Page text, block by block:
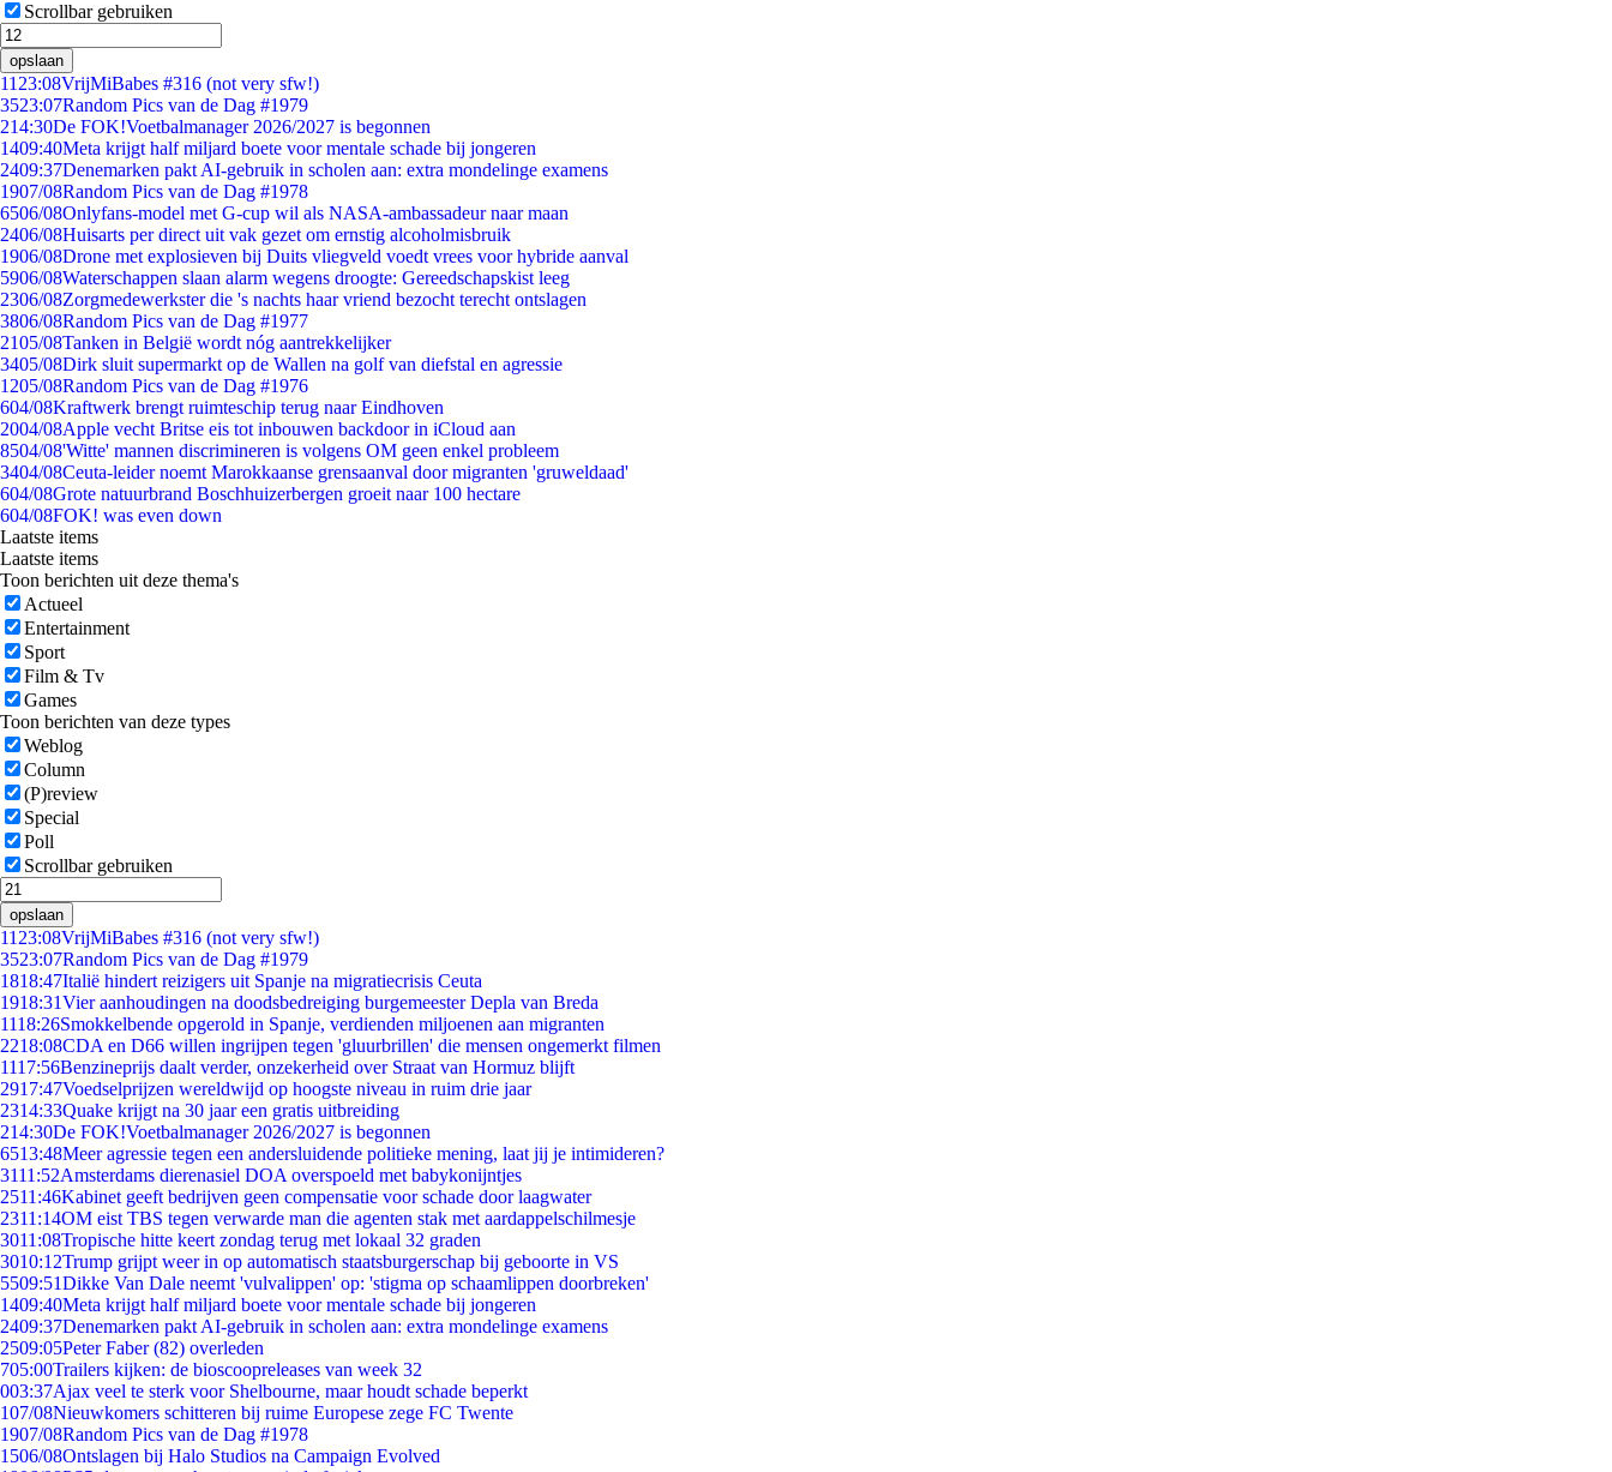
Scrollbar gebruiken
opslaan
11 23:08VrijMiBabes #316 (not very sfw!)
3523:07Random Pics van de Dag #1979
214:30De FOK!Voetbalmanager 2026/2027 is begonnen
1409:40Meta krijgt half miljard boete voor mentale schade bij jongeren
2409:37Denemarken pakt AI-gebruik in scholen aan: extra mondelinge examens
1907/08Random Pics van de Dag #1978
6506/08Onlyfans-model met G-cup wil als NASA-ambassadeur naar maan
2406/08Huisarts per direct uit vak gezet om ernstig alcoholmisbruik
1906/08Drone met explosieven bij Duits vliegveld voedt vrees voor hybride aanval
5906/08Waterschappen slaan alarm wegens droogte: Gereedschapskist leeg
2306/08Zorgmedewerkster die 's nachts haar vriend bezocht terecht ontslagen
3806/08Random Pics van de Dag #1977
2105/08Tanken in België wordt nóg aantrekkelijker
3405/08Dirk sluit supermarkt op de Wallen na golf van diefstal en agressie
1205/08Random Pics van de Dag #1976
604/08Kraftwerk brengt ruimteschip terug naar Eindhoven
2004/08Apple vecht Britse eis tot inbouwen backdoor in iCloud aan
8504/08'Witte' mannen discrimineren is volgens OM geen enkel probleem
3404/08Ceuta-leider noemt Marokkaanse grensaanval door migranten 'gruweldaad'
604/08Grote natuurbrand Boschhuizerbergen groeit naar 100 hectare
604/08FOK! was even down
Laatste items
Laatste items
Toon berichten uit deze thema's
Actueel
Entertainment
Sport
Film & Tv
Games
Toon berichten van deze types
Weblog
Column
(P)review
Special
Poll
Scrollbar gebruiken
opslaan
11 23:08VrijMiBabes #316 (not very sfw!)
3523:07Random Pics van de Dag #1979
1818:47Italië hindert reizigers uit Spanje na migratiecrisis Ceuta
1918:31Vier aanhoudingen na doodsbedreiging burgemeester Depla van Breda
1118:26Smokkelbende opgerold in Spanje, verdienden miljoenen aan migranten
2218:08CDA en D66 willen ingrijpen tegen 'gluurbrillen' die mensen ongemerkt filmen
1117:56Benzineprijs daalt verder, onzekerheid over Straat van Hormuz blijft
2917:47Voedselprijzen wereldwijd op hoogste niveau in ruim drie jaar
2314:33Quake krijgt na 30 jaar een gratis uitbreiding
214:30De FOK!Voetbalmanager 2026/2027 is begonnen
6513:48Meer agressie tegen een andersluidende politieke mening, laat jij je intimideren?
3111:52Amsterdams dierenasiel DOA overspoeld met babykonijntjes
2511:46Kabinet geeft bedrijven geen compensatie voor schade door laagwater
2311:14OM eist TBS tegen verwarde man die agenten stak met aardappelschilmesje
3011:08Tropische hitte keert zondag terug met lokaal 32 graden
3010:12Trump grijpt weer in op automatisch staatsburgerschap bij geboorte in VS
5509:51Dikke Van Dale neemt 'vulvalippen' op: 'stigma op schaamlippen doorbreken'
1409:40Meta krijgt half miljard boete voor mentale schade bij jongeren
2409:37Denemarken pakt AI-gebruik in scholen aan: extra mondelinge examens
2509:05Peter Faber (82) overleden
705:00Trailers kijken: de bioscoopreleases van week 32
003:37Ajax veel te sterk voor Shelbourne, maar houdt schade beperkt
107/08Nieuwkomers schitteren bij ruime Europese zege FC Twente
1907/08Random Pics van de Dag #1978
1506/08Ontslagen bij Halo Studios na Campaign Evolved